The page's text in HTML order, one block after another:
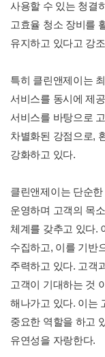
사용할 수 있는 청결
고효율 청소 장비를
유지하고 있다고 강
특히 클린앤제이는
서비스를 동시에 제
서비스를 바탕으로
차별화된 강점으로,
강화하고 있다.
클린앤제이는 단순
운영하며 고객의 목
체계를 갖추고 있다.
수집하고, 이를 기반
주력하고 있다. 고객
고객이 기대하는 것
해나가고 있다. 이는
중요한 역할을 하고
유연성을 자랑한다.